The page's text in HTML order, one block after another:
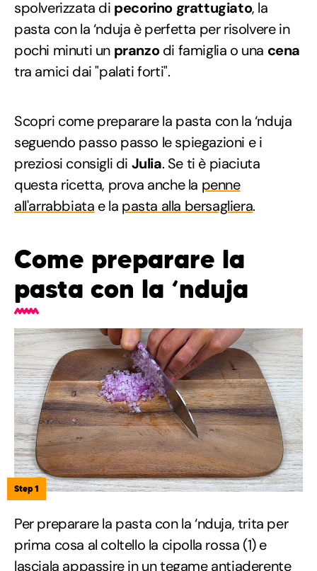
spolverizzata di pecorino grattugiato, la
pasta con la ‘nduja è perfetta per risolvere in
pochi minuti un pranzodi famiglia o una cena
tra amici dai "palati forti".
Scopri come preparare la pasta con la ‘nduja
seguendo passo passo le spiegazioni e i
preziosi consigli di Julia. Se ti è piaciuta
questa ricetta, prova anche la penne
all'arrabbiata e la pasta alla bersagliera.
Come preparare la
pasta con la ‘nduja
Step 1
Per preparare la pasta con la ‘nduja, trita per
prima cosa al coltello la cipolla rossa (1) e
lasciala appassire in un tegame antiaderente